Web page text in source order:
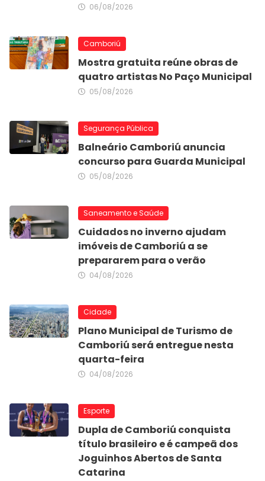
06/08/2026
Camboriú
Mostra gratuita reúne obras de
quatro artistas No Paço Municipal
05/08/2026
Segurança Pública
Balneário Camboriú anuncia
concurso para Guarda Municipal
05/08/2026
Saneamento e Saúde
Cuidados no inverno ajudam
imóveis de Camboriú a se
prepararem para o verão
04/08/2026
Cidade
Plano Municipal de Turismo de
Camboriú será entregue nesta
quarta-feira
04/08/2026
Esporte
Dupla de Camboriú conquista
título brasileiro e é campeã dos
Joguinhos Abertos de Santa
Catarina